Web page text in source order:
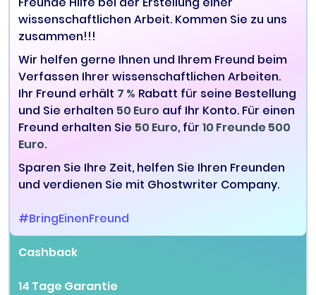
wissenschaftlichen Arbeit. Kommen Sie zu uns
zusammen!!!
Wir helfen gerne Ihnen und Ihrem Freund beim
Verfassen Ihrer wissenschaftlichen Arbeiten.
Ihr Freund erhält 7 % Rabatt für seine Bestellung
und Sie erhalten 50 Euro auf Ihr Konto. Für einen
Freund erhalten Sie 50 Euro, für 10 Freunde 500
Euro.
Sparen Sie Ihre Zeit, helfen Sie Ihren Freunden
und verdienen Sie mit Ghostwriter Company.
#BringEinenFreund
Cashback
14 Tage Garantie